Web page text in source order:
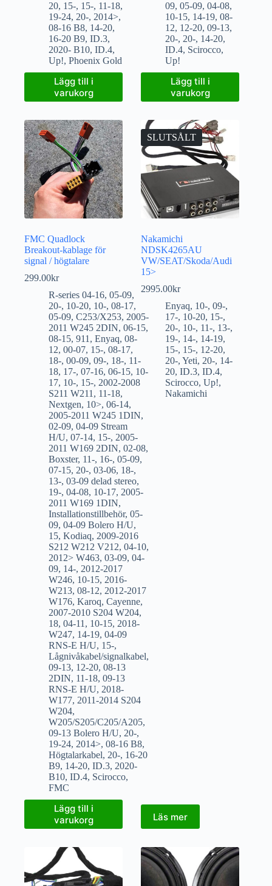
20, 15-, 15-, 11-18,
19-24, 20-, 2014>,
08-16 B8, 14-20,
16-20 B9, ID.3,
2020- B10, ID.4,
Up!, Phoenix Gold
Lägg till i
varukorg
09,05-09,04-08,
10-15, 14-19,08-
12, 12-20,09-13,
20-, 20-, 14-20,
ID.4, Scirocco,
Up!
Lägg till i
varukorg
FMC Quadlock
Breakout-kablage för
signal / högtalare
299.00kr
R-series 04-16, 05-09,
20-, 10-20, 10-, 08-17,
05-09, C253/X253, 2005-
2011 W245 2DIN, 06-15,
08-15, 911 , Enyaq, 08-
12, 00-07, 15-, 08-17,
18-, 00-09, 09-, 18-, 11-
18, 17-, 07-16, 06-15, 10-
17, 10-, 15-, 2002-2008
S211 W211 , 11-18,
Nextgen, 10>, 06-14,
2005-2011 W245 1DIN,
02-09, 04-09 Stream
H/U, 07-14, 15-, 2005-
2011 W169 2DIN, 02-08,
Boxster, 11-, 16-, 05-09,
07-15, 20-, 03-06, 18-,
13-, 03-09 delad stereo,
19-, 04-08, 10-17, 2005-
2011 W169 1DIN,
Installationstillbehör, 05-
09, 04-09 Bolero H/U,
15, Kodiaq, 2009-2016
S212 W212 V212, 04-10,
2012> W463, 03-09, 04-
09, 14-, 2012-2017
W246, 10-15, 2016-
W213, 08-12, 2012-2017
W176, Karoq, Cayenne,
2007-2010 S204 W204,
18, 04-11 , 10-15, 2018-
W247, 14-19, 04-09
RNS-E H/U, 15-,
Lågnivåkabel/signalkabel,
09-13, 12-20, 08-13
2DIN, 11-18, 09-13
RNS-E H/U, 2018-
W177, 2011-2014 S204
W204,
W205/S205/C205/A205,
09-13 Bolero H/U, 20-,
19-24, 2014>, 08-16 B8,
Högtalarkabel, 20-, 16-20
B9, 14-20, ID.3, 2020-
B10, ID.4, Scirocco,
FMC
Lägg till i
varukorg
SLUTSÅLT
Nakamichi
NDSK4265AU
VW/SEAT/Skoda/Audi
15>
2995.00kr
Enyaq, 10-,09-,
17-, 10-20, 15-,
20-, 10-, 11-, 13-,
19-, 14-, 14-19,
15-, 15-, 12-20,
20-,Yeti, 20-, 14-
20,ID.3,ID.4,
Scirocco,Up!,
Nakamichi
Läs mer